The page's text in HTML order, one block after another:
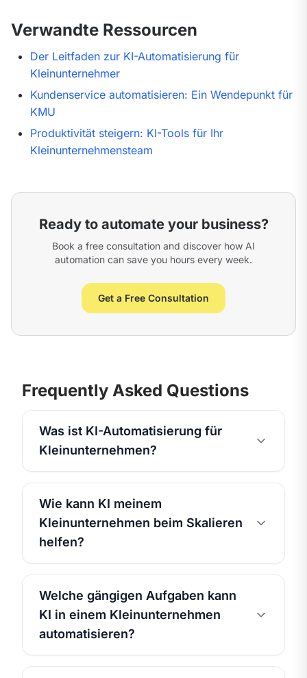
Verwandte Ressourcen
Der Leitfaden zur KI-Automatisierung für
Kleinunternehmer
Kundenservice automatisieren: Ein Wendepunkt für
KMU
Produktivität steigern: KI-Tools für Ihr
Kleinunternehmensteam
Ready to automate your business?
Book a free consultation and discover how AI
automation can save you hours every week.
Get a Free Consultation
Frequently Asked Questions
Was ist KI-Automatisierung für
Kleinunternehmen?
Wie kann KI meinem
Kleinunternehmen beim Skalieren
helfen?
Welche gängigen Aufgaben kann
KI in einem Kleinunternehmen
automatisieren?